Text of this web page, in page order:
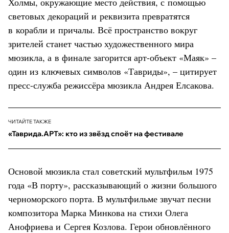
световых декораций и реквизита превратятся
в корабли и причалы. Всё пространство вокруг
зрителей станет частью художественного мира
мюзикла, а в финале загорится арт-объект «Маяк» –
один из ключевых символов «Тавриды», – цитирует
пресс-служба режиссёра мюзикла Андрея Елсакова.
ЧИТАЙТЕ ТАКЖЕ
«Таврида.АРТ»: кто из звёзд споёт на фестивале
Основой мюзикла стал советский мультфильм 1975
года «В порту», рассказывающий о жизни большого
черноморского порта. В мультфильме звучат песни
композитора Марка Минкова на стихи Олега
Анофриева и Сергея Козлова. Герои обновлённого